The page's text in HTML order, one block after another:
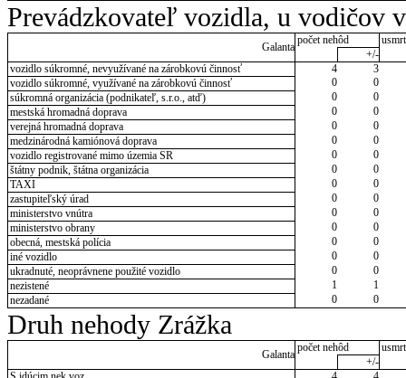
Prevádzkovateľ vozidla, u vodičov
Galanta
počet nehôd
+/-
vozidlo súkromné, nevyužívané na zárobkovú činnosť
4
3
vozidlo súkromné, využívané na zárobkovú činnosť
0
0
súkromná organizácia (podnikateľ, s.r.o., atď)
0
0
mestská hromadná doprava
0
0
verejná hromadná doprava
0
0
medzinárodná kamiónová doprava
0
0
vozidlo registrované mimo územia SR
0
0
štátny podnik, štátna organizácia
0
0
TAXI
0
0
zastupiteľský úrad
0
0
ministerstvo vnútra
0
0
ministerstvo obrany
0
0
obecná, mestská polícia
0
0
iné vozidlo
0
0
ukradnuté, neoprávnene použité vozidlo
0
0
nezistené
1
1
nezadané
0 0
Druh nehody Zrážka
Galanta
počet nehôd
+/-